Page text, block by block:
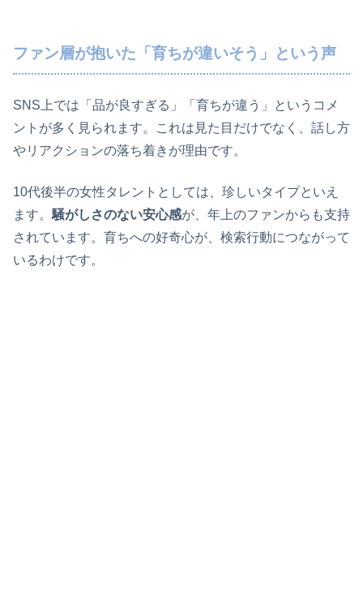
ファン層が抱いた「育ちが違いそう」という声
SNS上では「品が良すぎる」「育ちが違う」というコメ
ントが多く見られます。これは見た目だけでなく、話し方
やリアクションの落ち着きが理由です。
10代後半の女性タレントとしては、珍しいタイプといえ
ます。 騒がしさのない安心感が、年上のファンからも支持
されています。育ちへの好奇心が、検索行動につながって
いるわけです。